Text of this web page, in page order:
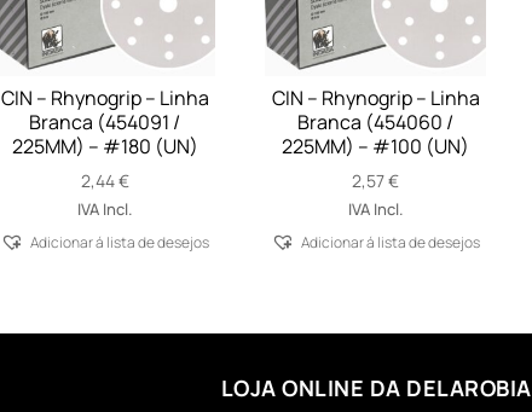
CIN – Rhynogrip – Linha
Branca (454091 /
225MM) – #180 (UN)
2,44€
IVA Incl.
Adicionar á lista de desejos
CIN – Rhynogrip – Linha
Branca (454060 /
225MM) – #100 (UN)
2,57€
IVA Incl.
Adicionar á lista de desejos
LOJA ONLINE DA DELAROBIA